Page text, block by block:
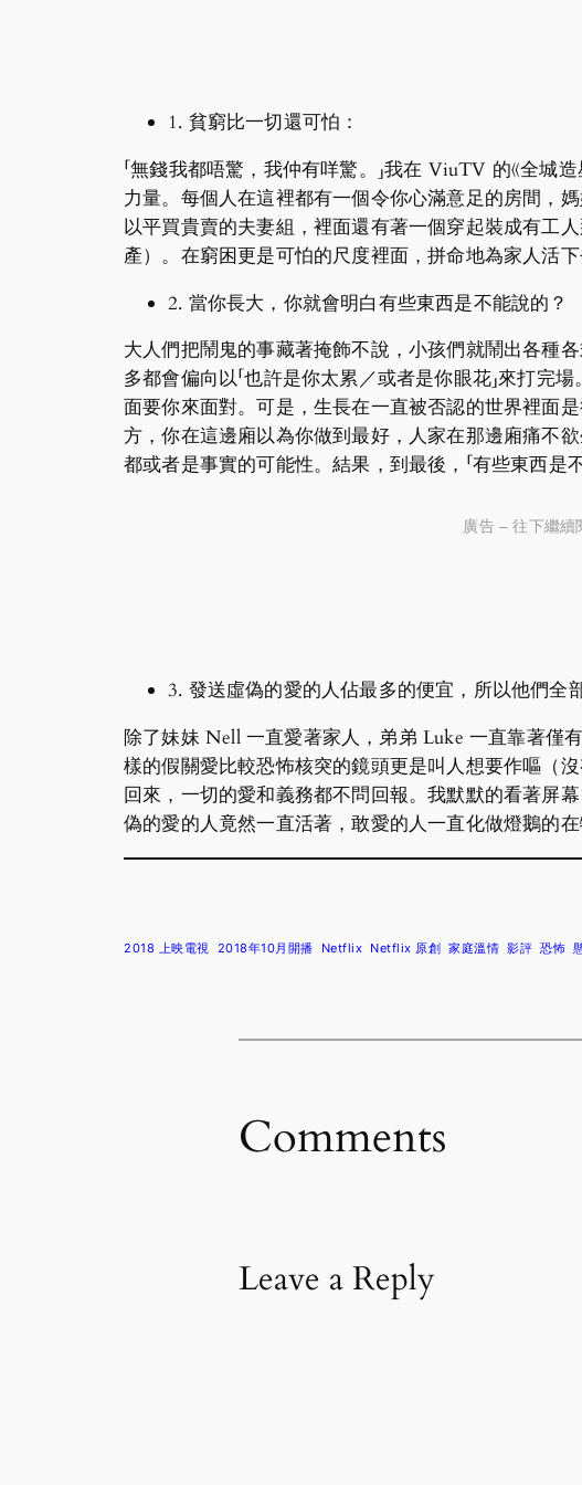
1. 貧窮比一切還可怕：
「無錢我都唔驚，我仲有咩驚。」我在 ViuTV 的《全
力量。每個人在這裡都有一個令你心滿意足的房間，
以平買貴賣的夫妻組，裡面還有著一個穿起裝成有工
產）。在窮困更是可怕的尺度裡面，拼命地為家人活
2. 當你長大，你就會明白有些東西是不能說的？
大人們把鬧鬼的事藏著掩飾不說，小孩們就鬧出各種
多都會偏向以「也許是你太累／或者是你眼花」來打
面要你來面對。可是，生長在一直被否認的世界裡面
方，你在這邊廂以為你做到最好，人家在那邊廂痛不
都或者是事實的可能性。結果，到最後，「有些東西是
廣告 – 往下繼
3. 發送虛偽的愛的人佔最多的便宜，所以他們全
除了妹妹 Nell 一直愛著家人，弟弟 Luke 一直靠著僅
樣的假關愛比較恐怖核突的鏡頭更是叫人想要作嘔（
回來，一切的愛和義務都不問回報。我默默的看著屏
偽的愛的人竟然一直活著，敢愛的人一直化做燈鵝的
2018 上映電視 2018年10月開播 Netflix Netflix 原創 家庭溫情 影評 恐怖
Comments
Leave a Reply